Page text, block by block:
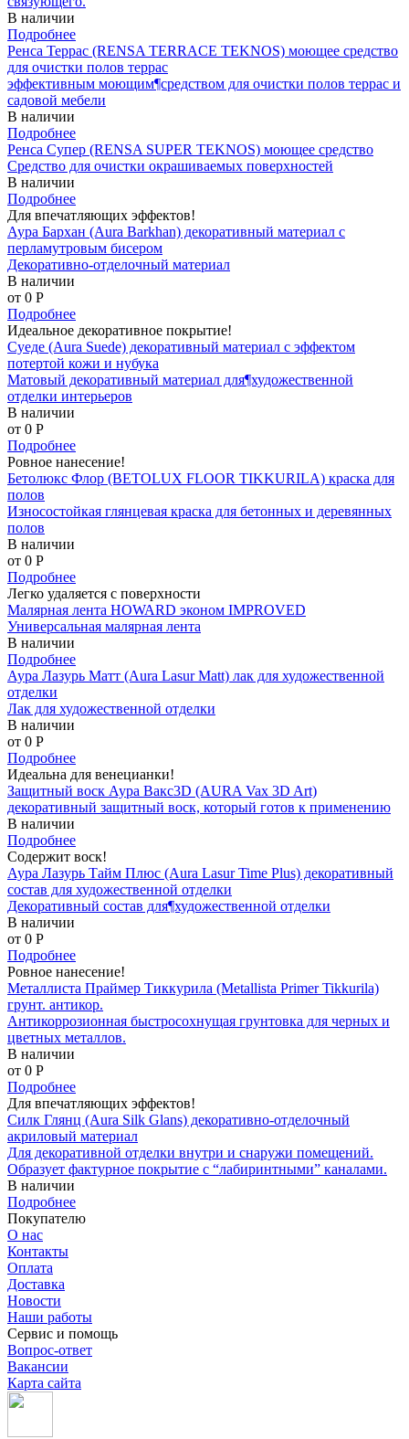
В наличии
Подробнее
Ренса Террас (RENSA TERRACE TEKNOS) моющее средство
для очистки полов террас
эффективным моющим¶средством для очистки полов террас и
садовой мебели
В наличии
Подробнее
Ренса Супер (RENSA SUPER TEKNOS) моющее средство
Средство для очистки окрашиваемых поверхностей
В наличии
Подробнее
Для впечатляющих эффектов!
Аура Бархан (Aura Barkhan) декоративный материал с
перламутровым бисером
Декоративно-отделочный материал
В наличии
от 0 P
Подробнее
Идеальное декоративное покрытие!
Суеде (Aura Suede) декоративный материал с эффектом
потертой кожи и нубука
Матовый декоративный материал для¶художественной
отделки интерьеров
В наличии
от 0 P
Подробнее
Ровное нанесение!
Бетолюкс Флор (BETOLUX FLOOR TIKKURILA) краска для
полов
Износостойкая глянцевая краска для бетонных и деревянных
полов
В наличии
от 0 P
Подробнее
Легко удаляется с поверхности
Малярная лента HOWARD эконом IMPROVED
Универсальная малярная лента
В наличии
Подробнее
Аура Лазурь Матт (Aura Lasur Matt) лак для художественной
отделки
Лак для художественной отделки
В наличии
от 0 P
Подробнее
Идеальна для венецианки!
Защитный воск Аура Вакс3D (AURA Vax 3D Art)
декоративный защитный воск, который готов к применению
В наличии
Подробнее
Содержит воск!
Аура Лазурь Тайм Плюс (Aura Lasur Time Plus) декоративный
состав для художественной отделки
Декоративный состав для¶художественной отделки
В наличии
от 0 P
Подробнее
Ровное нанесение!
Металлиста Праймер Тиккурила (Metallista Primer Tikkurila)
грунт. антикор.
Антикоррозионная быстросохнущая грунтовка для черных и
цветных металлов.
В наличии
от 0 P
Подробнее
Для впечатляющих эффектов!
Силк Глянц (Aura Silk Glans) декоративно-отделочный
акриловый материал
Для декоративной отделки внутри и снаружи помещений.
Образует фактурное покрытие с “лабиринтными” каналами.
В наличии
Подробнее
Покупателю
О нас
Контакты
Оплата
Доставка
Новости
Наши работы
Сервис и помощь
Вопрос-ответ
Вакансии
Карта сайта